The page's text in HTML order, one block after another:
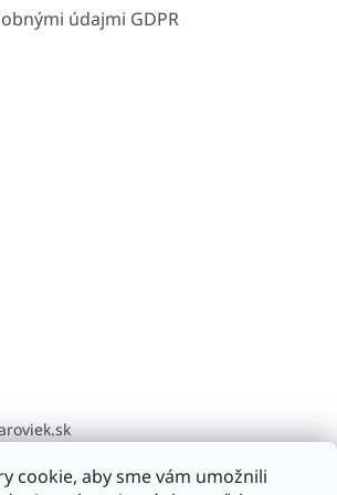
cookie, aby sme vám umožnili
v
údajmi GDPR